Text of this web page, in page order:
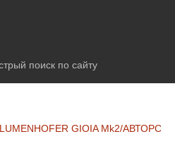
поиск по сайту
GIOIA Mk2/